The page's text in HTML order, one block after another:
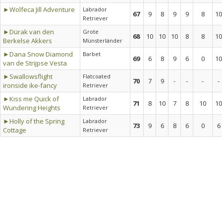
►Wolfeca Jill Adventure
Labrador
Retriever
67 9 8 9 9 8
10
►Dürak van den
Berkelse Akkers
Grote
Münsterländer
68 10 10 10 8 8
10
►Dana Snow Diamond
van de Strijpse Vesta
Barbet
69 6 8 9 6 0
10
►Swallowsflight
ironside ike-fancy
Flatcoated
Retriever
70 7 9 - - -
-
►Kiss me Quick of
Wundering Heights
Labrador
Retriever
71 8 10 7 8 10
10
►Holly of the Spring
Cottage
Labrador
Retriever
73 9 6 8 6 0 6